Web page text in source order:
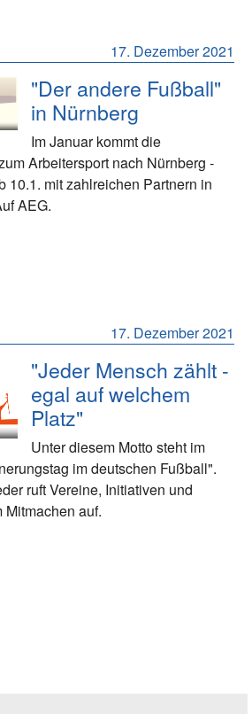
17. Dezember 2021
"Der andere Fußball"
in Nürnberg
Im Januar kommt die
Arbeitersport nach Nürnberg -
10.1. mit zahlreichen Partnern in
AEG.
17. Dezember 2021
"Jeder Mensch zählt -
egal auf welchem
Platz"
Unter diesem Motto steht im
im deutschen Fußball".
ruft Vereine, Initiativen und
auf.